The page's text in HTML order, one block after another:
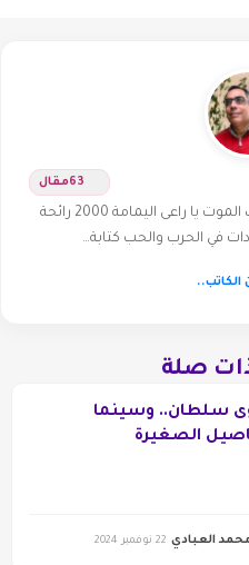
63مقال
كاتب وشاعر مصري. من أعماله: لك الموت يا راعى اليمامة 2000 رائحة
الكاتب..
صلة
سلطان.. وسينما
الصغيرة
العبادي 22 نوفمبر 2024